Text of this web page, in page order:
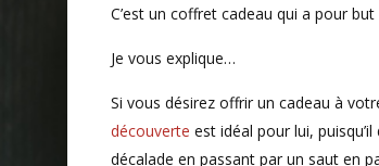
C’est un coffret cadeau qui a pour
Je vous explique…
Si vous désirez offrir un cadeau à
découverte est idéal pour lui,
décalade en passant par un saut en